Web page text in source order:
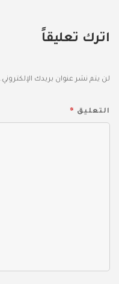
اترك تعليقاً
لن يتم نشر عنوان بريدك الإلكتروني.
التعليق *